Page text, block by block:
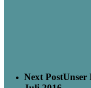
Next PostUnser